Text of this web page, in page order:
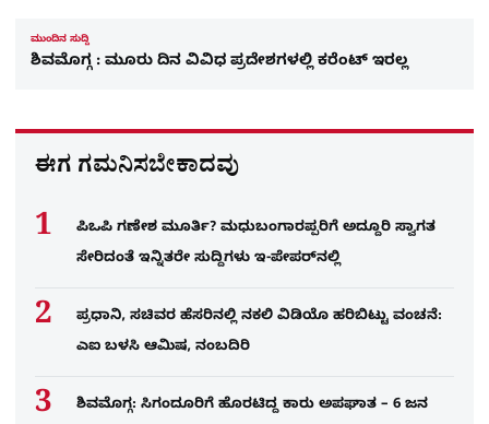
ಮುಂದಿನ ಸುದ್ದಿ
ಶಿವಮೊಗ್ಗ : ಮೂರು ದಿನ ವಿವಿಧ ಪ್ರದೇಶಗಳಲ್ಲಿ ಕರೆಂಟ್ ಇರಲ್ಲ
ಈಗ ಗಮನಿಸಬೇಕಾದವು
ಪಿಒಪಿ ಗಣೇಶ ಮೂರ್ತಿ? ಮಧುಬಂಗಾರಪ್ಪರಿಗೆ ಅದ್ದೂರಿ ಸ್ವಾಗತ
ಸೇರಿದಂತೆ ಇನ್ನಿತರೇ ಸುದ್ದಿಗಳು ಇ-ಪೇಪರ್​ನಲ್ಲಿ
ಪ್ರಧಾನಿ, ಸಚಿವರ ಹೆಸರಿನಲ್ಲಿ ನಕಲಿ ವಿಡಿಯೊ ಹರಿಬಿಟ್ಟು ವಂಚನೆ:
ಎಐ ಬಳಸಿ ಆಮಿಷ, ನಂಬದಿರಿ
ಶಿವಮೊಗ್ಗ: ಸಿಗಂದೂರಿಗೆ ಹೊರಟಿದ್ದ ಕಾರು ಅಪಘಾತ – 6 ಜನ